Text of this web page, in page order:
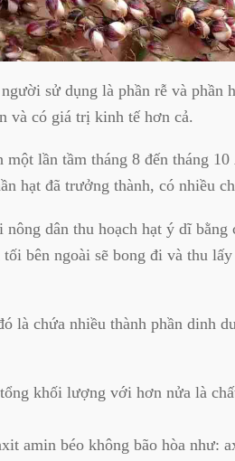
sử dụng là phần rễ và phần
và có giá trị kinh tế hơn cả.
lần tầm tháng 8 đến tháng
hạt đã trưởng thành, có nhiều
dân thu hoạch hạt ý dĩ bằng
bên ngoài sẽ bong đi và thu
là chứa nhiều thành phần dinh
khối lượng với hơn nửa là
amin béo không bão hòa như: